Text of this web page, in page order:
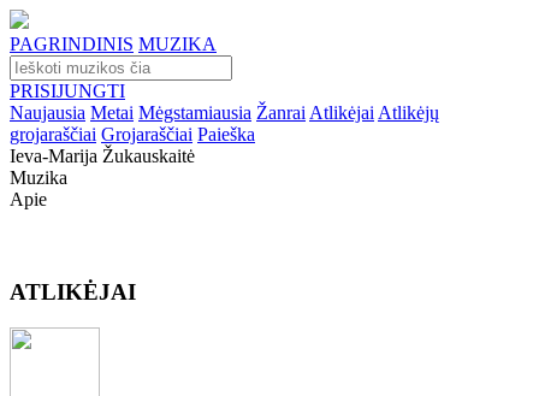
PAGRINDINIS MUZIKA
PRISIJUNGTI
Naujausia Metai Mėgstamiausia Žanrai Atlikėjai Atlikėjų
grojaraščiai Grojaraščiai Paieška
Ieva-Marija Žukauskaitė
Muzika
Apie
ATLIKĖJAI